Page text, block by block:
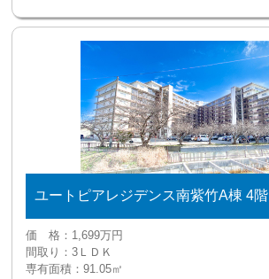
ユートピアレジデンス南紫竹A棟 4階
価 格： 1,699万円
間取り：3ＬＤＫ
専有面積：91.05㎡